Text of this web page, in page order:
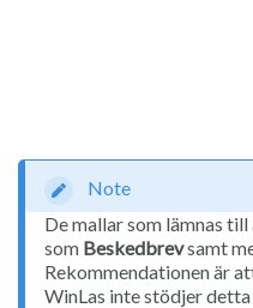
Note
De mallar som lämnas
som Beskedbrevsamt
Rekommendationen är
WinLas inte stödjer